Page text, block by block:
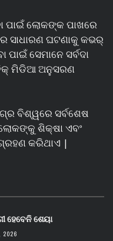
ପାଇଁ ଲୋକଙ୍କ ପାଖରେ
ସାଧାରଣ ଘଟଣାକୁ କଭର୍
ସେମାନେ ସର୍ବଦା
ମିଡିଆ ଅନୁସରଣ
ବିଶ୍ୱରେ ସର୍ବଶେଷ
ଶିକ୍ଷା ଏବଂ
କରିଥାଏ |
ହେବେନି ଶେୟା
2026